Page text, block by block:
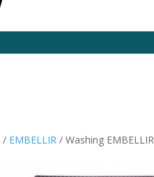
/ EMBELLIR / Washing EMBELLIR